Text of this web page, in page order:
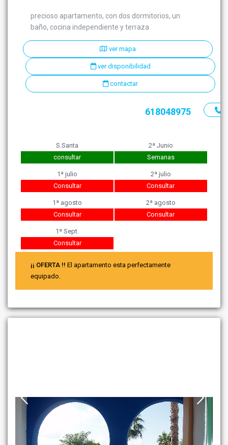
precioso apartamento, con dos dormitorios, un
baño, cocina independiente y terraza
ver mapa
ver disponibilidad
contactar
618048975
S.Santa
consultar
2ª Junio
Semanas
1ª julio
Consultar
2ª julio
Consultar
1ª agosto
Consultar
2ª agosto
Consultar
1ª Sept.
Consultar
¡¡ OFERTA !! El apartamento esta perfectamente
equipado.